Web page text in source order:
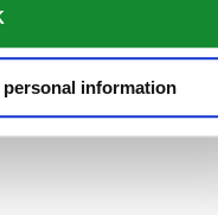
information